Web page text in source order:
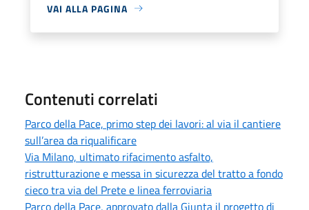
VAI ALLA PAGINA
Contenuti correlati
Parco della Pace, primo step dei lavori: al via il cantiere
sull’area da riqualificare
Via Milano, ultimato rifacimento asfalto,
ristrutturazione e messa in sicurezza del tratto a fondo
cieco tra via del Prete e linea ferroviaria
Parco della Pace, approvato dalla Giunta il progetto di